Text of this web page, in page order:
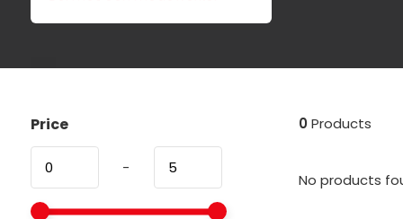
Price
-
0Products
No products